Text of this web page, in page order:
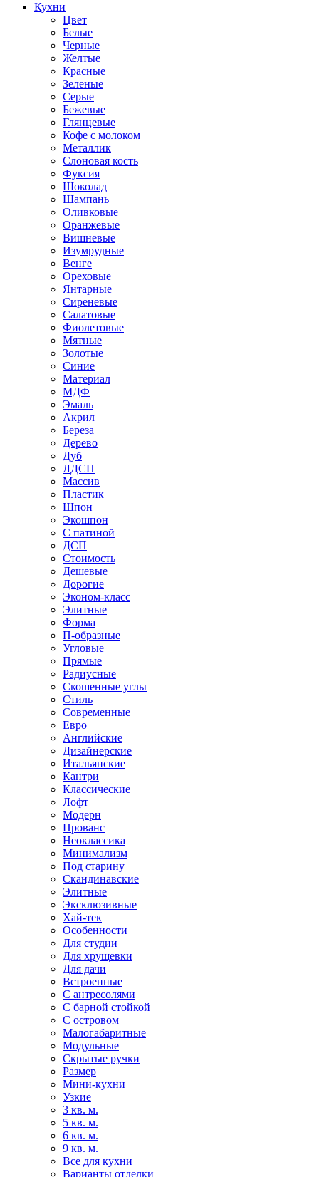
Кухни
Цвет
Белые
Черные
Желтые
Красные
Зеленые
Серые
Бежевые
Глянцевые
Кофе с молоком
Металлик
Слоновая кость
Фуксия
Шоколад
Шампань
Оливковые
Оранжевые
Вишневые
Изумрудные
Венге
Ореховые
Янтарные
Сиреневые
Салатовые
Фиолетовые
Мятные
Золотые
Синие
Материал
МДФ
Эмаль
Акрил
Береза
Дерево
Дуб
ЛДСП
Массив
Пластик
Шпон
Экошпон
С патиной
ДСП
Стоимость
Дешевые
Дорогие
Эконом-класс
Элитные
Форма
П-образные
Угловые
Прямые
Радиусные
Скошенные углы
Стиль
Современные
Евро
Английские
Дизайнерские
Итальянские
Кантри
Классические
Лофт
Модерн
Прованс
Неоклассика
Минимализм
Под старину
Скандинавские
Элитные
Эксклюзивные
Хай-тек
Особенности
Для студии
Для хрущевки
Для дачи
Встроенные
С антресолями
С барной стойкой
С островом
Малогабаритные
Модульные
Скрытые ручки
Размер
Мини-кухни
Узкие
3 кв. м.
5 кв. м.
6 кв. м.
9 кв. м.
Все для кухни
Варианты отделки